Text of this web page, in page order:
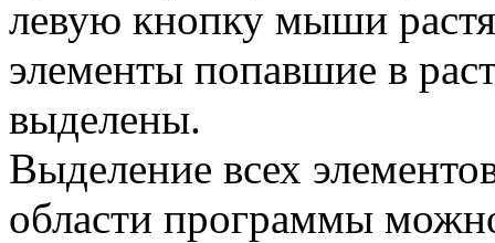
левую кнопку мыши
элементы попавшие в
выделены.
Выделение всех
области программы